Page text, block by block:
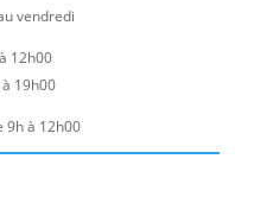
vendredi
12h00
19h00
9h à 12h00